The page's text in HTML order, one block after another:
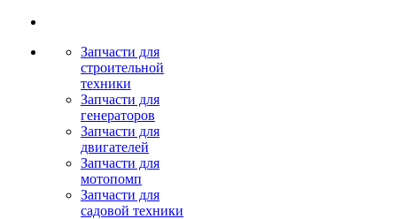
Запчасти для
строительной
техники
Запчасти для
генераторов
Запчасти для
двигателей
Запчасти для
мотопомп
Запчасти для
садовой техники